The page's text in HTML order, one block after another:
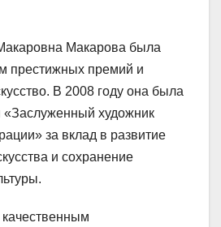
Макарова была
престижных премий и
В 2008 году она была
«Заслуженный художник
за вклад в развитие
и сохранение